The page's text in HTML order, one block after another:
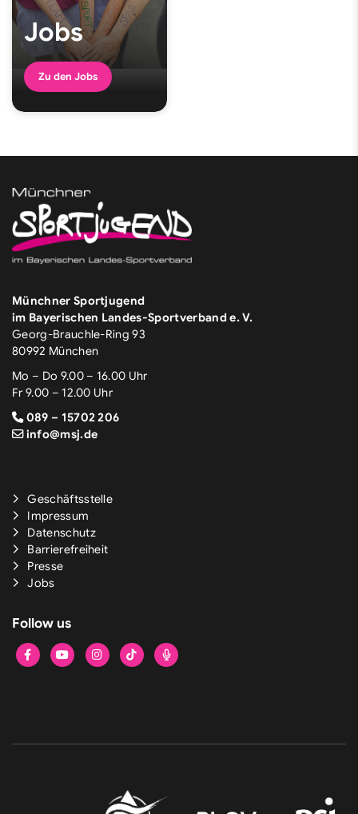
Jobs
Zu den Jobs
Münchner Sportjugend
im Bayerischen Landes-Sportverband e. V.
Georg-Brauchle-Ring 93
80992 München
Mo – Do 9.00 – 16.00 Uhr
Fr 9.00 – 12.00 Uhr
089 – 15702 206
info@msj.de
Geschäftsstelle
Impressum
Datenschutz
Barrierefreiheit
Presse
Jobs
Follow us